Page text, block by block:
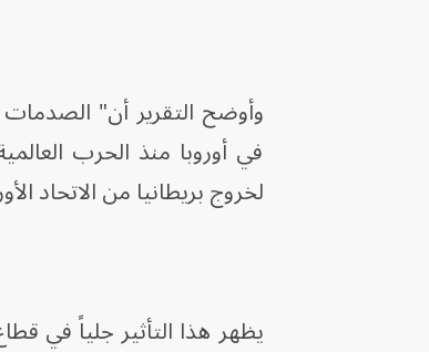
وأوضح التقرير أن"
في أوروبا منذ الحرب
لخروج بريطانيا من الاتحاد